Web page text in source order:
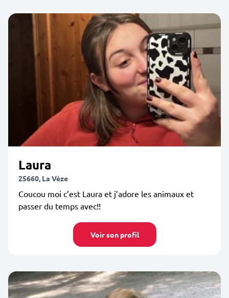
Laura
25660, La Vèze
Coucou moi c’est Laura et j’adore les animaux et
passer du temps avec!!
Voir son profil